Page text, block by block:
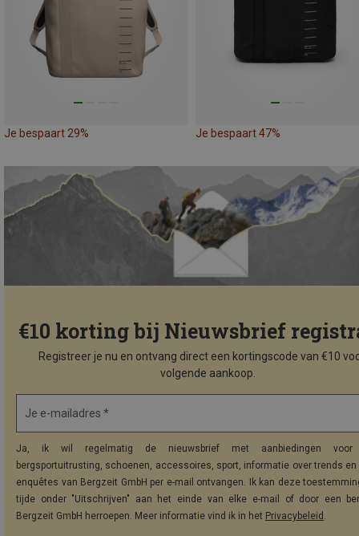
Je bespaart 29% Je bespaart 47%
€10 korting bij Nieuwsbrief
Registreer je nu en ontvang direct een kortingscode van €10
volgende aankoop.
Je e-mailadres *
Ja, ik wil regelmatig de nieuwsbrief met aanbiedingen voor
bergsportuitrusting, schoenen, accessoires, sport, informatie over trends
enquêtes van Bergzeit GmbH per e-mail ontvangen. Ik kan deze
tijde onder "Uitschrijven" aan het einde van elke e-mail of door een
Bergzeit GmbH herroepen. Meer informatie vind ik in het Privacybeleid